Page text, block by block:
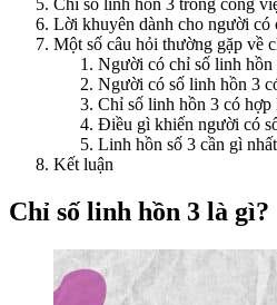
Chỉ số linh hồn 3 trong công
Lời khuyên dành cho người có
Một số câu hỏi thường gặp về
Người có chỉ số linh
Người có số linh hồn 3
Chỉ số linh hồn 3 có
Điều gì khiến người có
Linh hồn số 3 cần gì
Kết luận
Chỉ số linh hồn 3 là gì?